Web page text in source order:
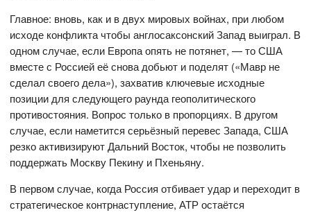
Главное: вновь, как и в двух мировых войнах, при любом
исходе конфликта чтобы англосаксонский Запад выиграл. В
одном случае, если Европа опять не потянет, — то США
вместе с Россией её снова добьют и поделят («Мавр не
сделал своего дела»), захватив ключевые исходные
позиции для следующего раунда геополитического
противостояния. Вопрос только в пропорциях. В другом
случае, если наметится серьёзный перевес Запада, США
резко активизируют Дальний Восток, чтобы не позволить
поддержать Москву Пекину и Пхеньяну.
В первом случае, когда Россия отбивает удар и переходит в
стратегическое контрнаступление, АТР остаётся